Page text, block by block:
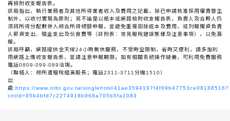
再檢附收支報告表。
該局指出，執行業務者及其他所得業者收入及費用之記載，除已申請核准採用權責發生
制外，以收付實現為原則；另不論是以紙本或網路檢附收支報告表，負責人及合夥人仍
須將所得分配數併入綜合所得總額申報，並避免重複扣除成本及費用，或列報獨資負責
人薪資支出、租金支出及伙食費等（詳附表：常見報稅錯誤態樣及注意事項），以免漏
報。
該局呼籲，網路提供全天候24小時無休服務，不受時空限制，省時又便利，請多加利
用網路上傳收支報告表，並請注意申報期限。如有相關系統操作疑義，可利用免費服務
電話0809-099-089洽詢。
（聯絡人：綜所遺贈稅組黃股長；電話2311-3711分機1510）
出
處:https://www.ntbt.gov.tw/singlehtml/41ae3594197f4f69b47753ce08188516?
cntId=95b4bfd7c2274918b968a705b5fa1083